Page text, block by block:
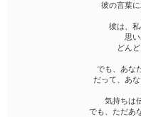
彼の言葉に
彼は、私
思
どん
でも、あな
だって、あな
気持ちは
でも、ただあ